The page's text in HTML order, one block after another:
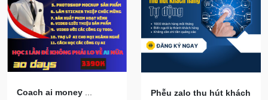
Coach ai money ...
Phễu zalo thu hút khách